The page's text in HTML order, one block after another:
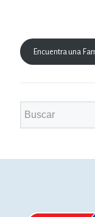
Encuentra una